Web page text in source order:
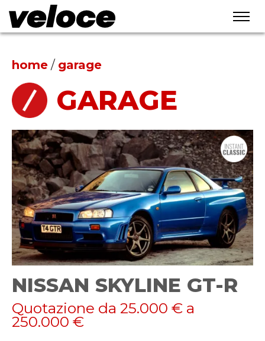
home / garage
GARAGE
NISSAN SKYLINE GT-R
Quotazione da 25.000 € a
250.000 €